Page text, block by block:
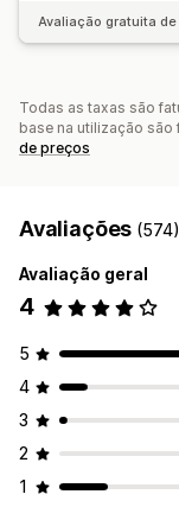
Avaliação gratuita de
Todas as taxas são
base na utilização são
de preços
Avaliações (574)
Avaliação geral
4
5
4
3
2
1